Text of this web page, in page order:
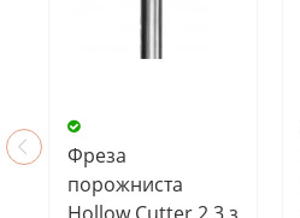
Фреза
порожниста
Hollow Cutter 2,3 з